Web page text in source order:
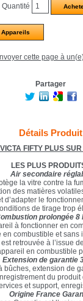
Quantité
cette page à
Partager
Détails Produit
FIFTY PLUS
LES PLUS
Air secondaire
la vitre contre la
des matières
d’adapter le
de tirage trop
prolongée 8
à fonctionner en
en combustible et sans
retrouvée à l’issue
en combustible
Extension de garantie
bûches, extension de
du
et support,
Origine France